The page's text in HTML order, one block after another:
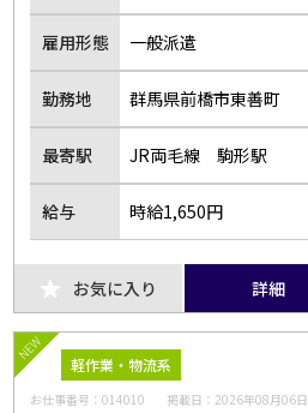
雇用形態 一般派遣
勤務地 群馬県前橋市東善町
最寄駅 JR両毛線 駒形駅
給与 時給1,650円
お気に入り 詳細
NEW
軽作業・物流系
お仕事番号：014010 掲載日： 2026年08月06日